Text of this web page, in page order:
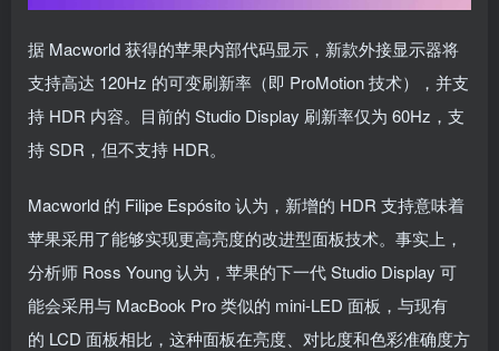
据 Macworld 获得的苹果内部代码显示，新款外接显示器将
支持高达 120Hz 的可变刷新率（即 ProMotion 技术），并支
持 HDR 内容。目前的 Studio Display 刷新率仅为 60Hz，支
持 SDR，但不支持 HDR。
Macworld 的 Filipe Espósito 认为，新增的 HDR 支持意味着
苹果采用了能够实现更高亮度的改进型面板技术。事实上，
分析师 Ross Young 认为，苹果的下一代 Studio Display 可
能会采用与 MacBook Pro 类似的 mini-LED 面板，与现有
的 LCD 面板相比，这种面板在亮度、对比度和色彩准确度方